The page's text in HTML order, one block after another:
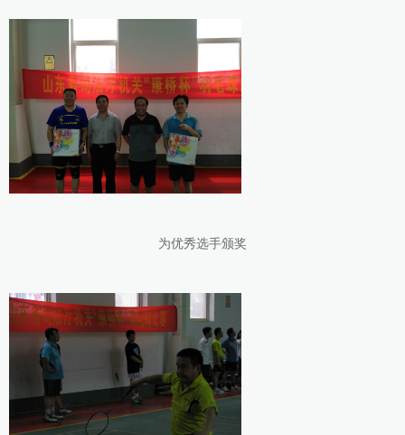
为优秀选手颁奖